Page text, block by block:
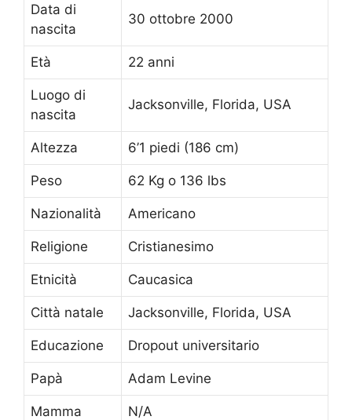
Data di
nascita
30 ottobre 2000
Età 22 anni
Luogo di
nascita
Jacksonville, Florida, USA
Altezza 6’1 piedi (186 cm)
Peso 62 Kg o 136 lbs
Nazionalità Americano
Religione Cristianesimo
Etnicità Caucasica
Città natale Jacksonville, Florida, USA
Educazione Dropout universitario
Papà Adam Levine
Mamma N/A